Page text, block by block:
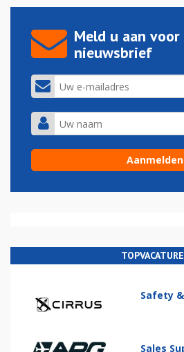
Meld u aan voor
nieuwsbrief
Safety
Sales